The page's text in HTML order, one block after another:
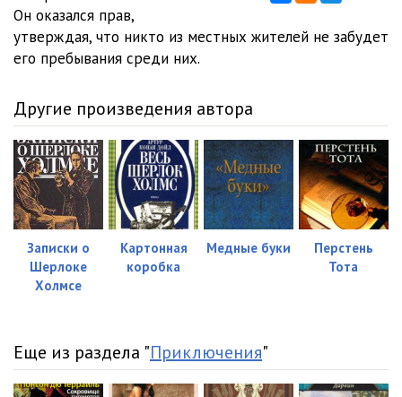
Он оказался прав,
утверждая, что никто из местных жителей не забудет
его пребывания среди них.
Другие произведения автора
Записки о
Шерлоке
Холмсе
Картонная
коробка
Медные буки
Перстень
Тота
Еще из раздела "Приключения"